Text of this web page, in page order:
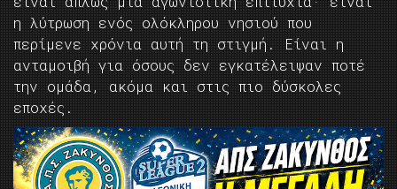
η λύτρωση ενός ολόκληρου νησιού που
περίμενε χρόνια αυτή τη στιγμή. Είναι η
ανταμοιβή για όσους δεν εγκατέλειψαν ποτέ
την ομάδα, ακόμα και στις πιο δύσκολες
εποχές.